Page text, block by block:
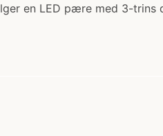
en LED pære med 3-